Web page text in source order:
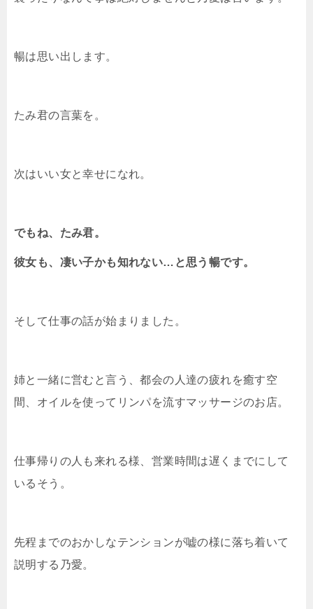
暢は思い出します。
たみ君の言葉を。
次はいい女と幸せになれ。
でもね、たみ君。
彼女も、凄い子かも知れない…と思う暢です。
そして仕事の話が始まりました。
姉と一緒に営むと言う、都会の人達の疲れを癒す空
間、オイルを使ってリンパを流すマッサージのお店。
仕事帰りの人も来れる様、営業時間は遅くまでにして
いるそう。
先程までのおかしなテンションが嘘の様に落ち着いて
説明する乃愛。